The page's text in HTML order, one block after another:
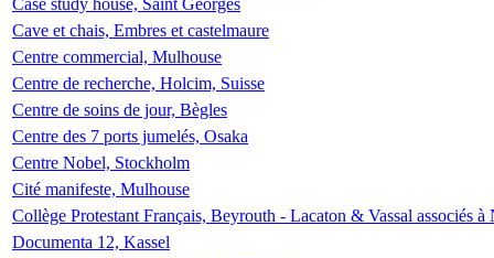
Case study house, Saint Georges
Cave et chais, Embres et castelmaure
Centre commercial, Mulhouse
Centre de recherche, Holcim, Suisse
Centre de soins de jour, Bègles
Centre des 7 ports jumelés, Osaka
Centre Nobel, Stockholm
Cité manifeste, Mulhouse
Collège Protestant Français, Beyrouth - Lacaton & Vassal associés
Documenta 12, Kassel